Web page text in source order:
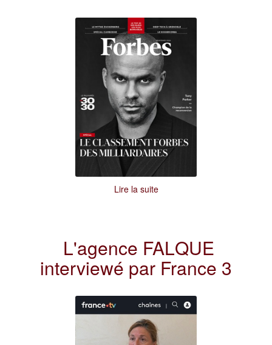
Lire la suite
L'agence FALQUE
interviewé par France 3